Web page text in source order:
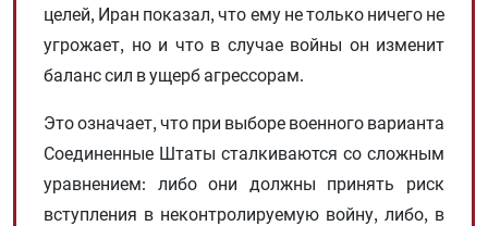
целей, Иран показал, что ему не только ничего не
угрожает, но и что в случае войны он изменит
баланс сил в ущерб агрессорам.
Это означает, что при выборе военного варианта
Соединенные Штаты сталкиваются со сложным
уравнением: либо они должны принять риск
вступления в неконтролируемую войну, либо, в